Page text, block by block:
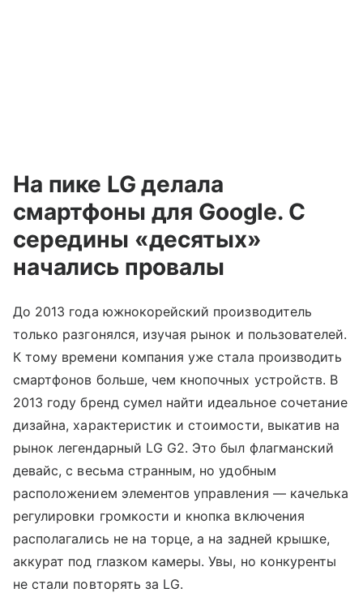
На пике LG делала
смартфоны для Google. С
середины «десятых»
начались провалы
До 2013 года южнокорейский производитель
только разгонялся, изучая рынок и пользователей.
К тому времени компания уже стала производить
смартфонов больше, чем кнопочных устройств. В
2013 году бренд сумел найти идеальное сочетание
дизайна, характеристик и стоимости, выкатив на
рынок легендарный LG G2. Это был флагманский
девайс, с весьма странным, но удобным
расположением элементов управления — качелька
регулировки громкости и кнопка включения
располагались не на торце, а на задней крышке,
аккурат под глазком камеры. Увы, но конкуренты
не стали повторять за LG.